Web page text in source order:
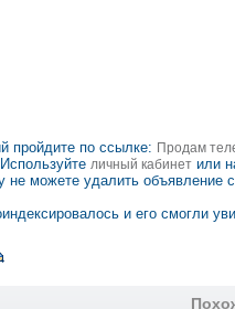
пройдите по ссылке: Продам
личный кабинет или
не можете удалить объявление
и его смогли